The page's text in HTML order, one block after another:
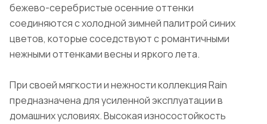
бежево-серебристые осенние оттенки
соединяются с холодной зимней палитрой синих
цветов, которые соседствуют с романтичными
нежными оттенками весны и яркого лета.
При своей мягкости и нежности коллекция Rain
предназначена для усиленной эксплуатации в
домашних условиях. Высокая износостойкость